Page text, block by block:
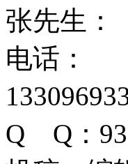
张先生：
电话：
Q Q：